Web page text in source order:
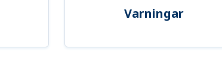
Varningar